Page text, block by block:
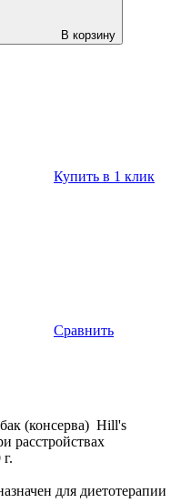
В корзину
Купить в 1 клик
Сравнить
(консерва) Hill's
расстройствах
для диетотерапии